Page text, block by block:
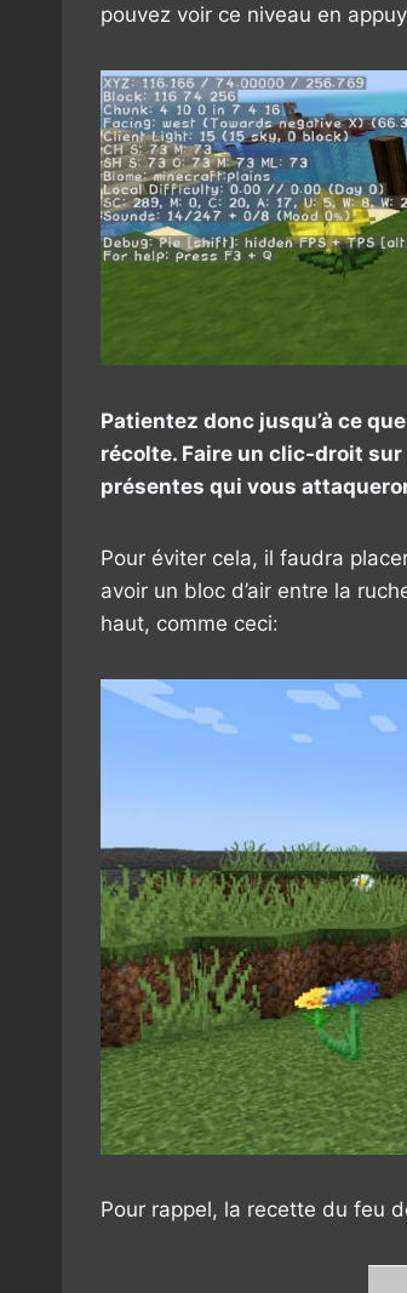
pouvez voir ce niveau en
Patientez donc jusqu’à ce
récolte. Faire un clic-droit
présentes qui vous
Pour éviter cela, il faudra
avoir un bloc d’air entre la
haut, comme ceci:
Pour rappel, la recette du feu